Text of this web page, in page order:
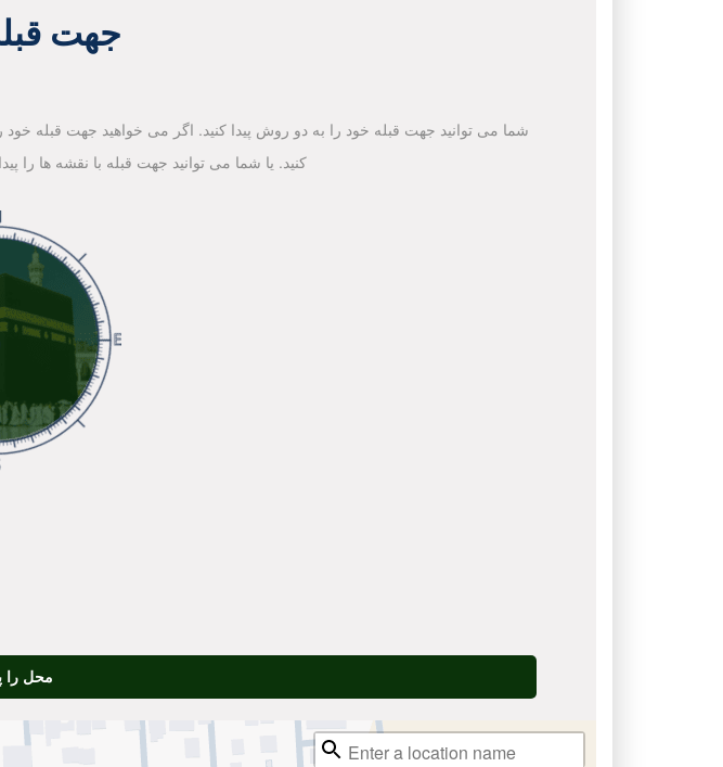
جهت
شما می توانید جهت قبله خود را به دو روش پیدا کنید. اگر می خواهید جهت قبله خود
کنید. یا شما می توانید جهت قبله با نقشه ها را
محل را